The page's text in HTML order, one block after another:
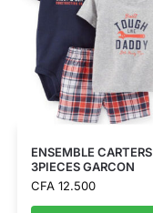
ENSEMBLE CARTERS
3PIECES GARCON
CFA12.500